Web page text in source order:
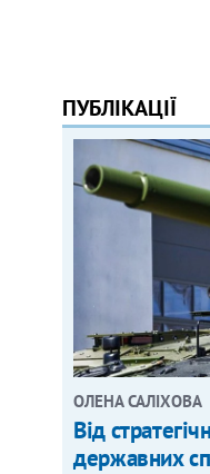
ПУБЛІКАЦІЇ
ОЛЕНА САЛІХОВА
Від
державних